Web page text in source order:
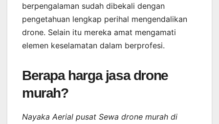
berpengalaman sudah dibekali dengan
pengetahuan lengkap perihal mengendalikan
drone. Selain itu mereka amat mengamati
elemen keselamatan dalam berprofesi.
Berapa harga jasa drone
murah?
Nayaka Aerial pusat Sewa drone murah di